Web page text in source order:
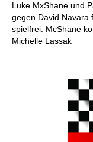
Luke MxShane und
gegen David Navara
spielfrei. McShane
Michelle Lassak